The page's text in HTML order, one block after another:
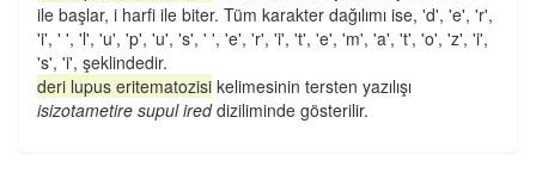
ile başlar, i harfi ile biter. Tüm karakter dağılımı ise, 'd', 'e', 'r',
'i', ' ', 'l', 'u', 'p', 'u', 's', ' ', 'e', 'r', 'i', 't', 'e', 'm', 'a', 't', 'o', 'z', 'i',
's', 'i', şeklindedir.
deri lupus eritematozisi kelimesinin tersten yazılışı
isizotametire supul ireddiziliminde gösterilir.